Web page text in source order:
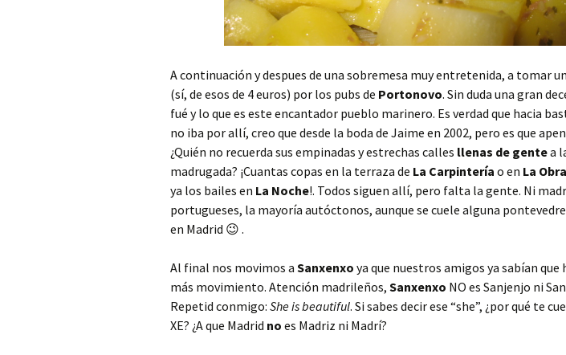
A continuación y despues de una sobremesa muy entretenida, a tomar
(sí, de esos de 4 euros) por los pubs de Portonovo. Sin duda una gran
fué y lo que es este encantador pueblo marinero. Es verdad que hacia
no iba por allí, creo que desde la boda de Jaime en 2002, pero es que
¿Quién no recuerda sus empinadas y estrechas calles llenas de gentea
madrugada? ¡Cuantas copas en la terraza de La Carpintería o en La Obra
ya los bailes en La Noche!. Todos siguen allí, pero falta la gente. Ni
portugueses, la mayoría autóctonos, aunque se cuele alguna
en Madrid 😉 .
Al final nos movimos a Sanxenxo ya que nuestros amigos ya sabían que
más movimiento. Atención madrileños, Sanxenxo NO es Sanjenjo ni
Repetid conmigo: She is beautiful. Si sabes decir ese “she”, ¿por qué te
XE? ¿A que Madrid no es Madriz ni Madrí?